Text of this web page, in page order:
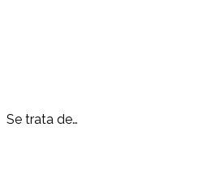
Se trata de…